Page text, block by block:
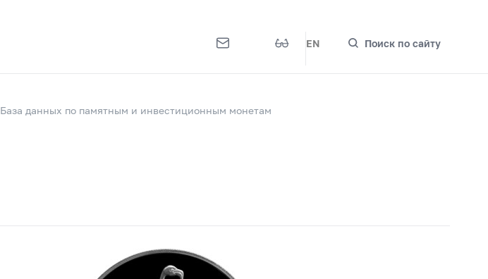
EN Поиск по сайту
База данных по памятным и инвестиционным монетам